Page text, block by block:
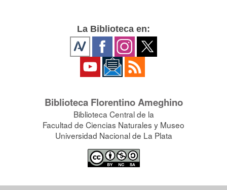
La Biblioteca en:
Biblioteca Florentino Ameghino
Biblioteca Central de la
Facultad de Ciencias Naturales y Museo
Universidad Nacional de La Plata